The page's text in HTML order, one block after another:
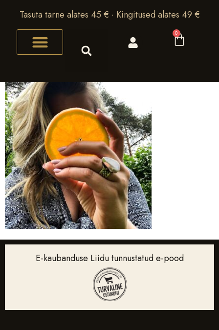
Tasuta tarne alates 45 € · Kingitused alates 49 €
0
E-kaubanduse Liidu tunnustatud e-pood